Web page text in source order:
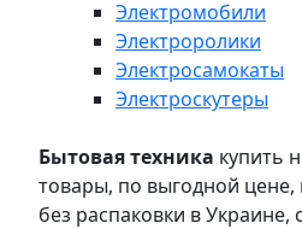
Электромобили
Электроролики
Электросамокаты
Электроскутеры
Бытовая техника купить
товары, по выгодной
без распаковки в Украине,